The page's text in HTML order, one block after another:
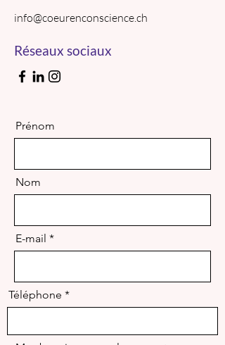
info@coeurenconscience.ch
Réseaux sociaux
Prénom
Nom
E-mail
Téléphone